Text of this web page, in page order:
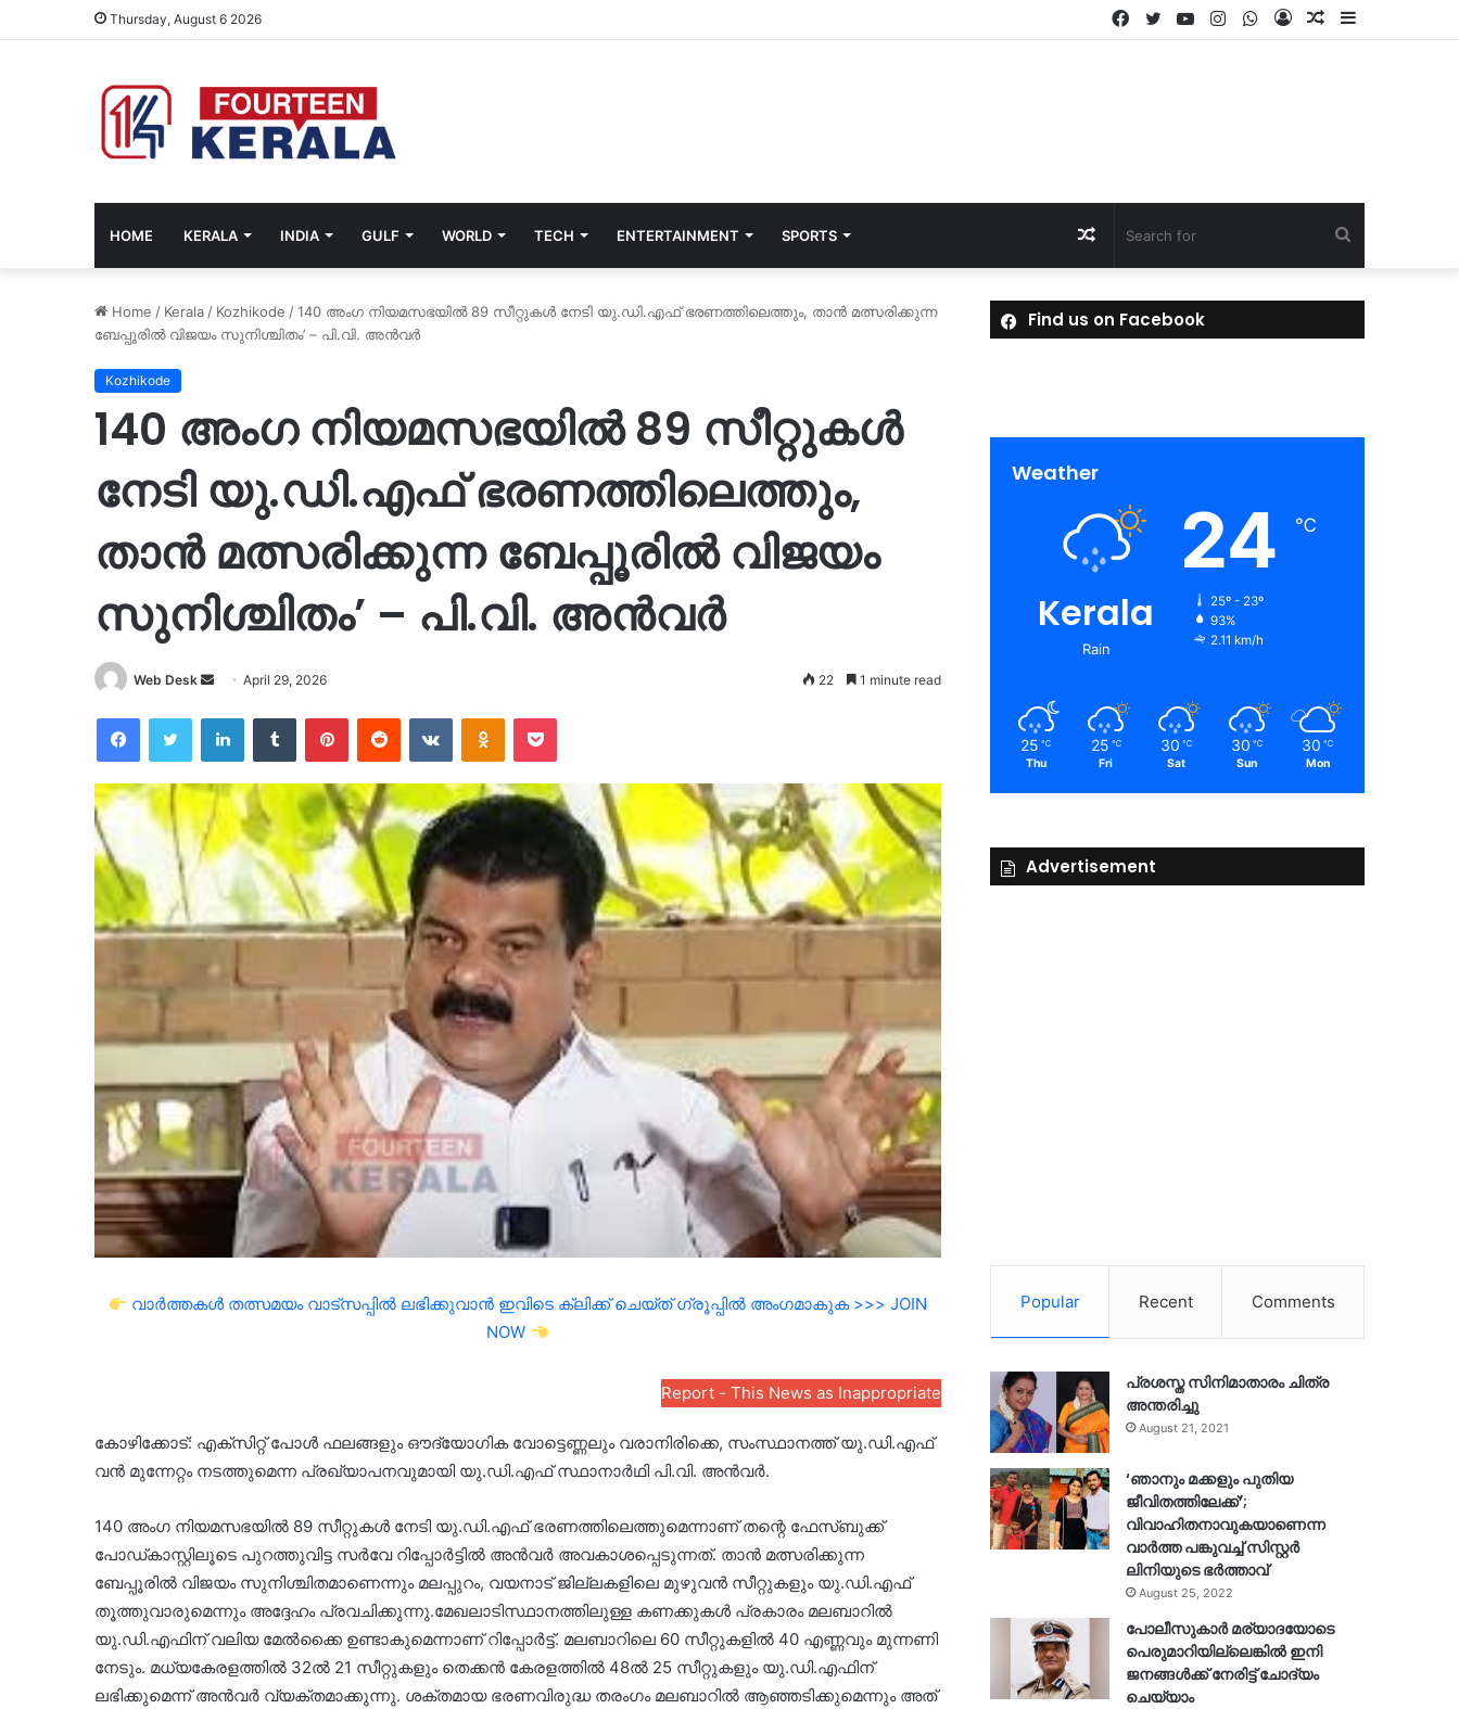
Thursday, August 6 2026 Sidebar
Random
Log
WhatsApp
Instagram
YouTube
Twitter
Facebook
HOME KERALA INDIA GULF WORLD TECH ENTERTAINMENT SPORTS
for
Random
Article
Home / Kerala / Kozhikode /140 അംഗ നിയമസഭയിൽ 89 സീറ്റുകൾ നേടി യു.ഡി.എഫ് ഭരണത്തിലെത്തും, താൻ മത്സരിക്കുന്ന
ബേപ്പൂരിൽ വിജയം സുനിശ്ചിതം’ – പി.വി. അൻവർ
Kozhikode
140 അംഗ നിയമസഭയിൽ 89 സീറ്റുകൾ
നേടി യു.ഡി.എഫ് ഭരണത്തിലെത്തും,
താൻ മത്സരിക്കുന്ന ബേപ്പൂരിൽ വിജയം
സുനിശ്ചിതം’ – പി.വി. അൻവർ
Web Desk
Send
email
April 29, 2026 22 1 minute read
FacebookTwitter LinkedInTumblr PinterestReddit VKontakteOdnoklassniki
Pocket
വാർത്തകൾ തത്സമയം വാട്സപ്പിൽ ലഭിക്കുവാൻ ഇവിടെ ക്ലിക്ക് ചെയ്ത് ഗ്രൂപ്പിൽ അംഗമാകുക >>> JOIN
NOW
Report - This News as Inappropriate
കോഴിക്കോട്: എക്സിറ്റ് പോൾ ഫലങ്ങളും ഔദ്യോഗിക വോട്ടെണ്ണലും വരാനിരിക്കെ, സംസ്ഥാനത്ത് യു.ഡി.എഫ്
വൻ മുന്നേറ്റം നടത്തുമെന്ന പ്രഖ്യാപനവുമായി യു.ഡി.എഫ് സ്ഥാനാർഥി പി.വി. അൻവർ.
140 അംഗ നിയമസഭയിൽ 89 സീറ്റുകൾ നേടി യു.ഡി.എഫ് ഭരണത്തിലെത്തുമെന്നാണ് തന്റെ ഫേസ്ബുക്ക്
പോഡ്കാസ്റ്റിലൂടെ പുറത്തുവിട്ട സർവേ റിപ്പോർട്ടിൽ അൻവർ അവകാശപ്പെടുന്നത്. താൻ മത്സരിക്കുന്ന
ബേപ്പൂരിൽ വിജയം സുനിശ്ചിതമാണെന്നും മലപ്പുറം, വയനാട് ജില്ലകളിലെ മുഴുവൻ സീറ്റുകളും യു.ഡി.എഫ്
തൂത്തുവാരുമെന്നും അദ്ദേഹം പ്രവചിക്കുന്നു.മേഖലാടിസ്ഥാനത്തിലുള്ള കണക്കുകൾ പ്രകാരം മലബാറിൽ
യു.ഡി.എഫിന് വലിയ മേൽക്കൈ ഉണ്ടാകുമെന്നാണ് റിപ്പോർട്ട്. മലബാറിലെ 60 സീറ്റുകളിൽ 40 എണ്ണവും മുന്നണി
നേടും. മധ്യകേരളത്തിൽ 32ൽ 21 സീറ്റുകളും തെക്കൻ കേരളത്തിൽ 48ൽ 25 സീറ്റുകളും യു.ഡി.എഫിന്
ലഭിക്കുമെന്ന് അൻവർ വ്യക്തമാക്കുന്നു. ശക്തമായ ഭരണവിരുദ്ധ തരംഗം മലബാറിൽ ആഞ്ഞടിക്കുമെന്നും അത്
Find us on Facebook
Weather
Kerala
Rain
24 ℃
25º - 23º
93%
2.11 km/h
25 ℃
Thu
25 ℃
Fri
30 ℃
Sat
30 ℃
Sun
30 ℃
Mon
Advertisement
Popular Recent Comments
പ്രശസ്ത സിനിമാതാരം ചിത്ര
അന്തരിച്ചു
August 21, 2021
‘ഞാനും മക്കളും പുതിയ
ജീവിതത്തിലേക്ക്’;
വിവാഹിതനാവുകയാണെന്ന
വാർത്ത പങ്കുവച്ച് സിസ്റ്റർ
ലിനിയുടെ ഭർത്താവ്
August 25, 2022
പോലീസുകാര്‍ മര്യാദയോടെ
പെരുമാറിയില്ലെങ്കില്‍ ഇനി
ജനങ്ങള്‍ക്ക് നേരിട്ട് ചോദ്യം
ചെയ്യാം